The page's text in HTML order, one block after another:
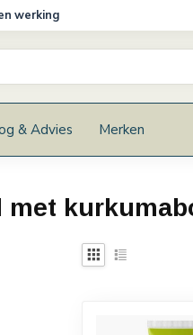
werking
& Advies Merken
met